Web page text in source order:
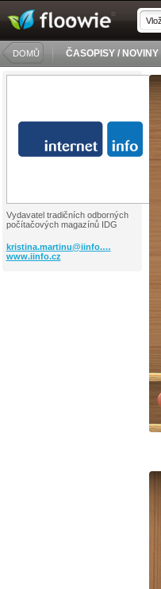
DOMŮ ČASOPISY / NOVINY
Vydavatel tradičních odborných
počítačových magazínů IDG
kristina.martinu@iinfo.…
www.iinfo.cz